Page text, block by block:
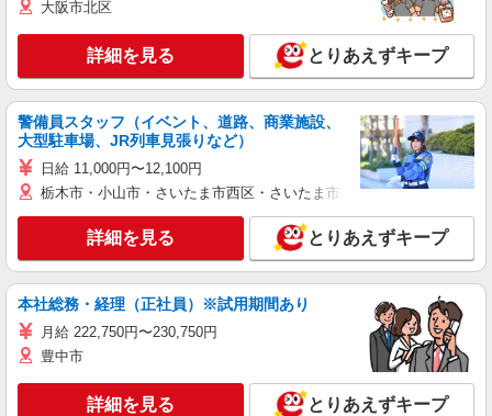
大阪市北区
詳細を見る とりあえずキープ
警備員スタッフ（イベント、道路、商業施設、
大型駐車場、JR列車見張りなど）
日給 11,000円〜12,100円
栃木市・小山市・さいたま市西区・さいたま市岩槻区・久喜市・蓮田
詳細を見る とりあえずキープ
本社総務・経理（正社員）※試用期間あり
月給 222,750円〜230,750円
豊中市
詳細を見る とりあえずキープ